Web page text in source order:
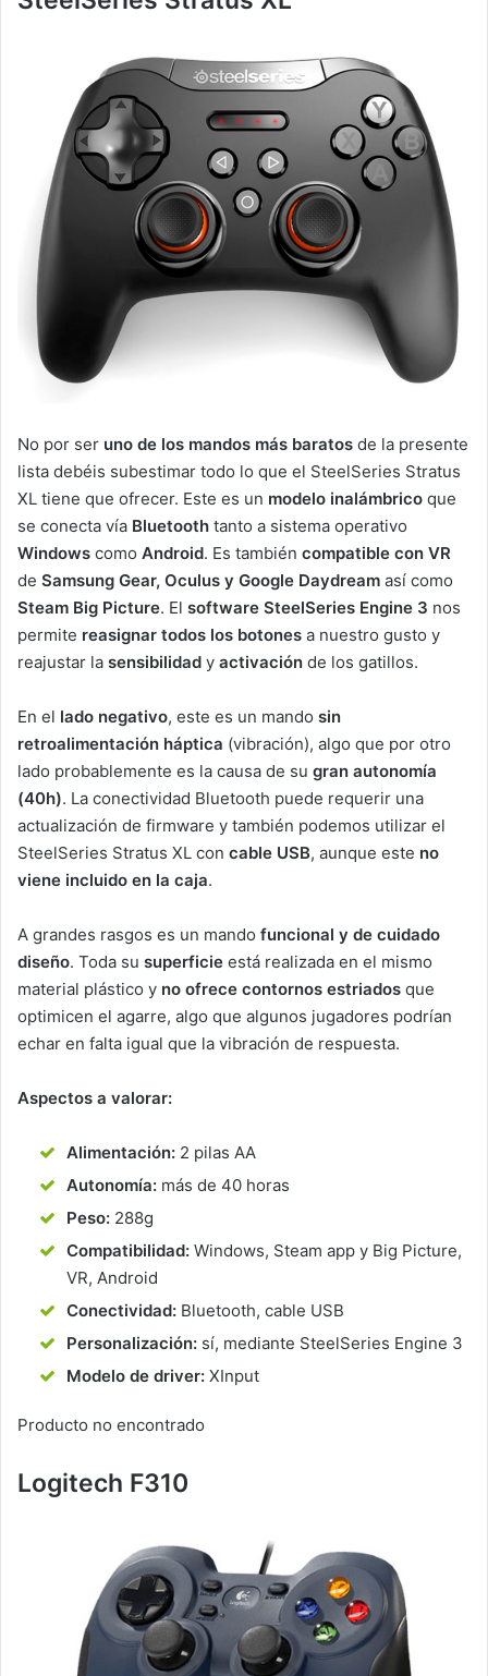
No por ser uno de los mandos más baratos de la presente
lista debéis subestimar todo lo que el SteelSeries Stratus
XL tiene que ofrecer. Este es un modelo inalámbrico que
se conecta vía Bluetooth tanto a sistema operativo
Windows como Android. Es también compatible con VR
de Samsung Gear, Oculus y Google Daydream así como
Steam Big Picture. El software SteelSeries Engine 3 nos
permite reasignar todos los botones a nuestro gusto y
reajustar la sensibilidad y activación de los gatillos.
En el lado negativo, este es un mando sin
retroalimentación háptica (vibración), algo que por otro
lado probablemente es la causa de su gran autonomía
(40h). La conectividad Bluetooth puede requerir una
actualización de firmware y también podemos utilizar el
SteelSeries Stratus XL con cable USB, aunque este no
viene incluido en la caja.
A grandes rasgos es un mando funcional y de cuidado
diseño. Toda su superficie está realizada en el mismo
material plástico y no ofrece contornos estriados que
optimicen el agarre, algo que algunos jugadores podrían
echar en falta igual que la vibración de respuesta.
Aspectos a valorar:
Alimentación: 2 pilas AA
Autonomía: más de 40 horas
Peso: 288g
Compatibilidad: Windows, Steam app y Big Picture,
VR, Android
Conectividad: Bluetooth, cable USB
Personalización: sí, mediante SteelSeries Engine 3
Modelo de driver: XInput
Producto no encontrado
Logitech F310